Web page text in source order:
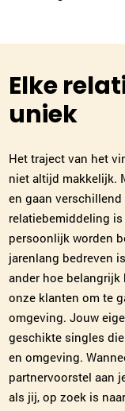
Elke
uniek
Het traject van het
niet altijd makkelijk.
en gaan
relatiebemiddeling
persoonlijk worden
jarenlang bedreven
ander hoe
onze klanten om te
omgeving. Jouw
geschikte singles
en omgeving.
partnervoorstel aan
als jij, op zoek is